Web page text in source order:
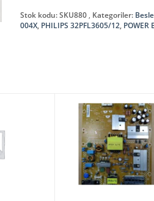
Stok kodu:SKU880 Kategoriler:
004X, PHILIPS 32PFL3605/12, POWER